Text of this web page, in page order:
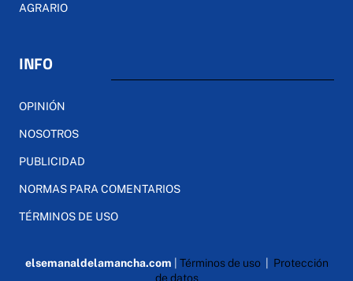
AGRARIO
INFO
OPINIÓN
NOSOTROS
PUBLICIDAD
NORMAS PARA COMENTARIOS
TÉRMINOS DE USO
elsemanaldelamancha.com Términos de uso| Protección
de datos